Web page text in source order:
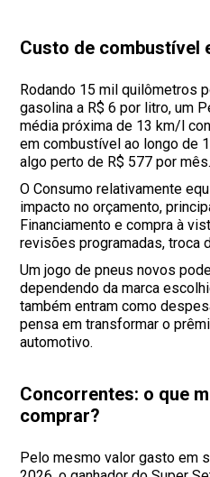
Custo de combustível
Rodando 15 mil quilômetros
gasolina a R$ 6 por litro, um
média próxima de 13 km/l
em combustível ao longo de
algo perto de R$ 577 por mês.
O Consumo relativamente
impacto no orçamento,
Financiamento e compra à
revisões programadas, troca
Um jogo de pneus novos
dependendo da marca
também entram como
pensa em transformar o
automotivo.
Concorrentes: o que
comprar?
Pelo mesmo valor gasto em